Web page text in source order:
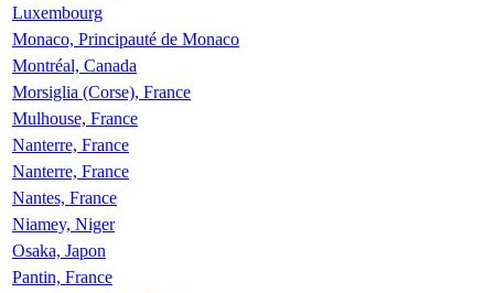
Luxembourg
Monaco, Principauté de Monaco
Montréal, Canada
Morsiglia (Corse), France
Mulhouse, France
Nanterre, France
Nanterre, France
Nantes, France
Niamey, Niger
Osaka, Japon
Pantin, France